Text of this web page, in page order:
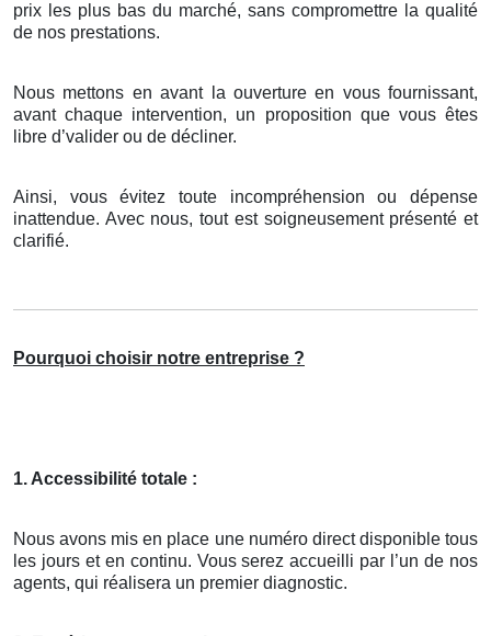
prix les plus bas du marché, sans compromettre la qualité
de nos prestations.
Nous mettons en avant la ouverture en vous fournissant,
avant chaque intervention, un proposition que vous êtes
libre d’valider ou de décliner.
Ainsi, vous évitez toute incompréhension ou dépense
inattendue. Avec nous, tout est soigneusement présenté et
clarifié.
Pourquoi choisir notre entreprise ?
1. Accessibilité totale :
Nous avons mis en place une numéro direct disponible tous
les jours et en continu. Vous serez accueilli par l’un de nos
agents, qui réalisera un premier diagnostic.